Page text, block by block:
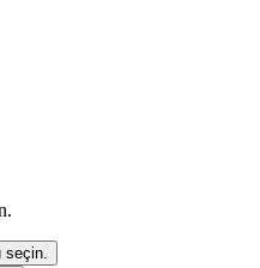
seçin.